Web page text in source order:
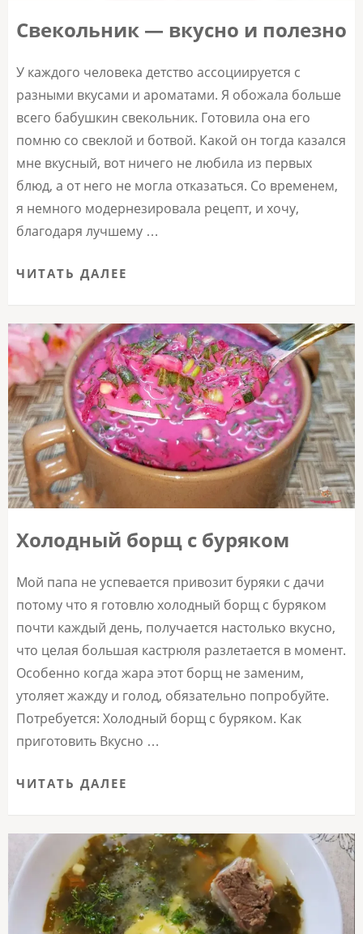
Свекольник — вкусно и полезно
У каждого человека детство ассоциируется с
разными вкусами и ароматами. Я обожала больше
всего бабушкин свекольник. Готовила она его
помню со свеклой и ботвой. Какой он тогда казался
мне вкусный, вот ничего не любила из первых
блюд, а от него не могла отказаться. Со временем,
я немного модернезировала рецепт, и хочу,
благодаря лучшему …
ЧИТАТЬ ДАЛЕЕ
Холодный борщ с буряком
Мой папа не успевается привозит буряки с дачи
потому что я готовлю холодный борщ с буряком
почти каждый день, получается настолько вкусно,
что целая большая кастрюля разлетается в момент.
Особенно когда жара этот борщ не заменим,
утоляет жажду и голод, обязательно попробуйте.
Потребуется: Холодный борщ с буряком. Как
приготовить Вкусно …
ЧИТАТЬ ДАЛЕЕ